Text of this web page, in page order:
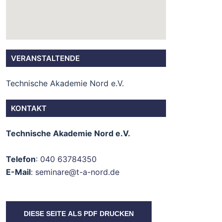
VERANSTALTENDE
Technische Akademie Nord e.V.
KONTAKT
Technische Akademie Nord e.V.
Telefon: 040 63784350
E-Mail: seminare@t-a-nord.de
DIESE SEITE ALS PDF DRUCKEN